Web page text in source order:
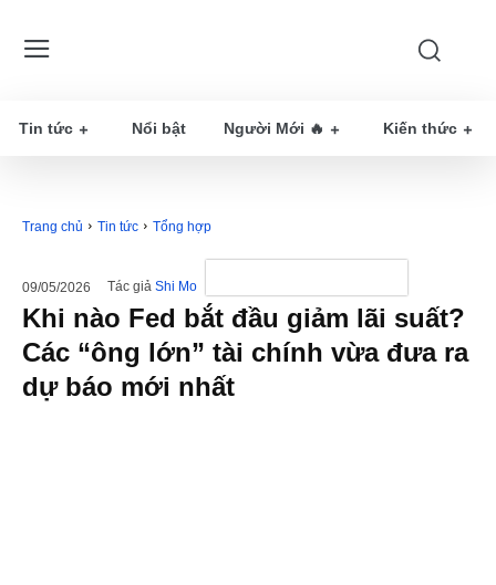
Tin tức Nổi bật Người Mới 🔥 Kiến thức
Trang chủ Tin tức Tổng hợp
09/05/2026 Tác giả Shi Mo
Khi nào Fed bắt đầu giảm lãi suất?
Các “ông lớn” tài chính vừa đưa ra
dự báo mới nhất